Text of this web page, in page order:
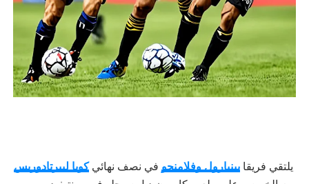
يلتقي فريقا بينيارول وفلامنجو في نصف نهائيكوبا ليبرتادوريس